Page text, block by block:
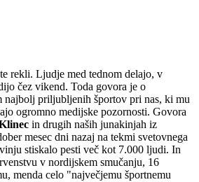
rekli. Ljudje med tednom delajo, v
čez vikend. Toda govora je o
najbolj priljubljenih športov pri nas, ki mu
ogromno medijske pozornosti. Govora
in drugih naših junakinjah iz
mesec dni nazaj na tekmi svetovnega
stiskalo pesti več kot 7.000 ljudi. In
v nordijskem smučanju, 16
menda celo "največjemu športnemu